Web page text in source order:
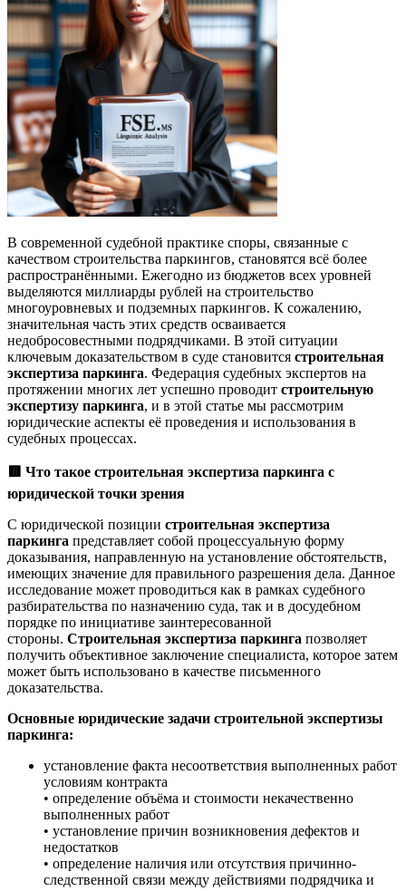
В современной судебной практике споры, связанные с
качеством строительства паркингов, становятся всё более
распространёнными. Ежегодно из бюджетов всех уровней
выделяются миллиарды рублей на строительство
многоуровневых и подземных паркингов. К сожалению,
значительная часть этих средств осваивается
недобросовестными подрядчиками. В этой ситуации
ключевым доказательством в суде становится строительная
экспертиза паркинга. Федерация судебных экспертов на
протяжении многих лет успешно проводит строительную
экспертизу паркинга, и в этой статье мы рассмотрим
юридические аспекты её проведения и использования в
судебных процессах.
Что такое строительная экспертиза паркинга с
юридической точки зрения
С юридической позиции строительная экспертиза
паркинга представляет собой процессуальную форму
доказывания, направленную на установление обстоятельств,
имеющих значение для правильного разрешения дела. Данное
исследование может проводиться как в рамках судебного
разбирательства по назначению суда, так и в досудебном
порядке по инициативе заинтересованной
стороны. Строительная экспертиза паркинга позволяет
получить объективное заключение специалиста, которое затем
может быть использовано в качестве письменного
доказательства.
Основные юридические задачи строительной экспертизы
паркинга:
установление факта несоответствия выполненных работ
условиям контракта
• определение объёма и стоимости некачественно
выполненных работ
• установление причин возникновения дефектов и
недостатков
• определение наличия или отсутствия причинно-
следственной связи между действиями подрядчика и